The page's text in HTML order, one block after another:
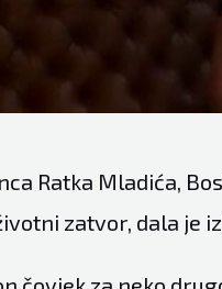
Ratka Mladića,
zatvor, dala je